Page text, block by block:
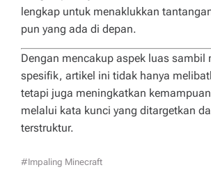
lengkap untuk menaklukkan
pun yang ada di depan.
Dengan mencakup aspek luas sambil
spesifik, artikel ini tidak hanya
tetapi juga meningkatkan
melalui kata kunci yang ditargetkan
terstruktur.
#impaling Minecraft